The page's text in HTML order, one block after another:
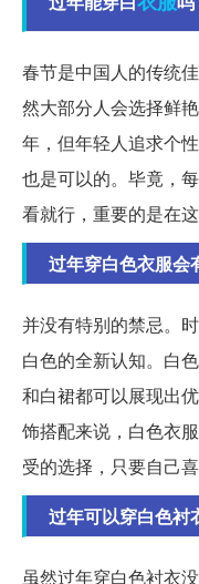
春节是中国人的传统
然大部分人会选择鲜
年，但年轻人追求个
也是可以的。毕竟，
看就行，重要的是在
过年穿白色衣服会
并没有特别的禁忌。
白色的全新认知。白
和白裙都可以展现出
饰搭配来说，白色衣
受的选择，只要自己
过年可以穿白色衬
虽然过年穿白色衬衣